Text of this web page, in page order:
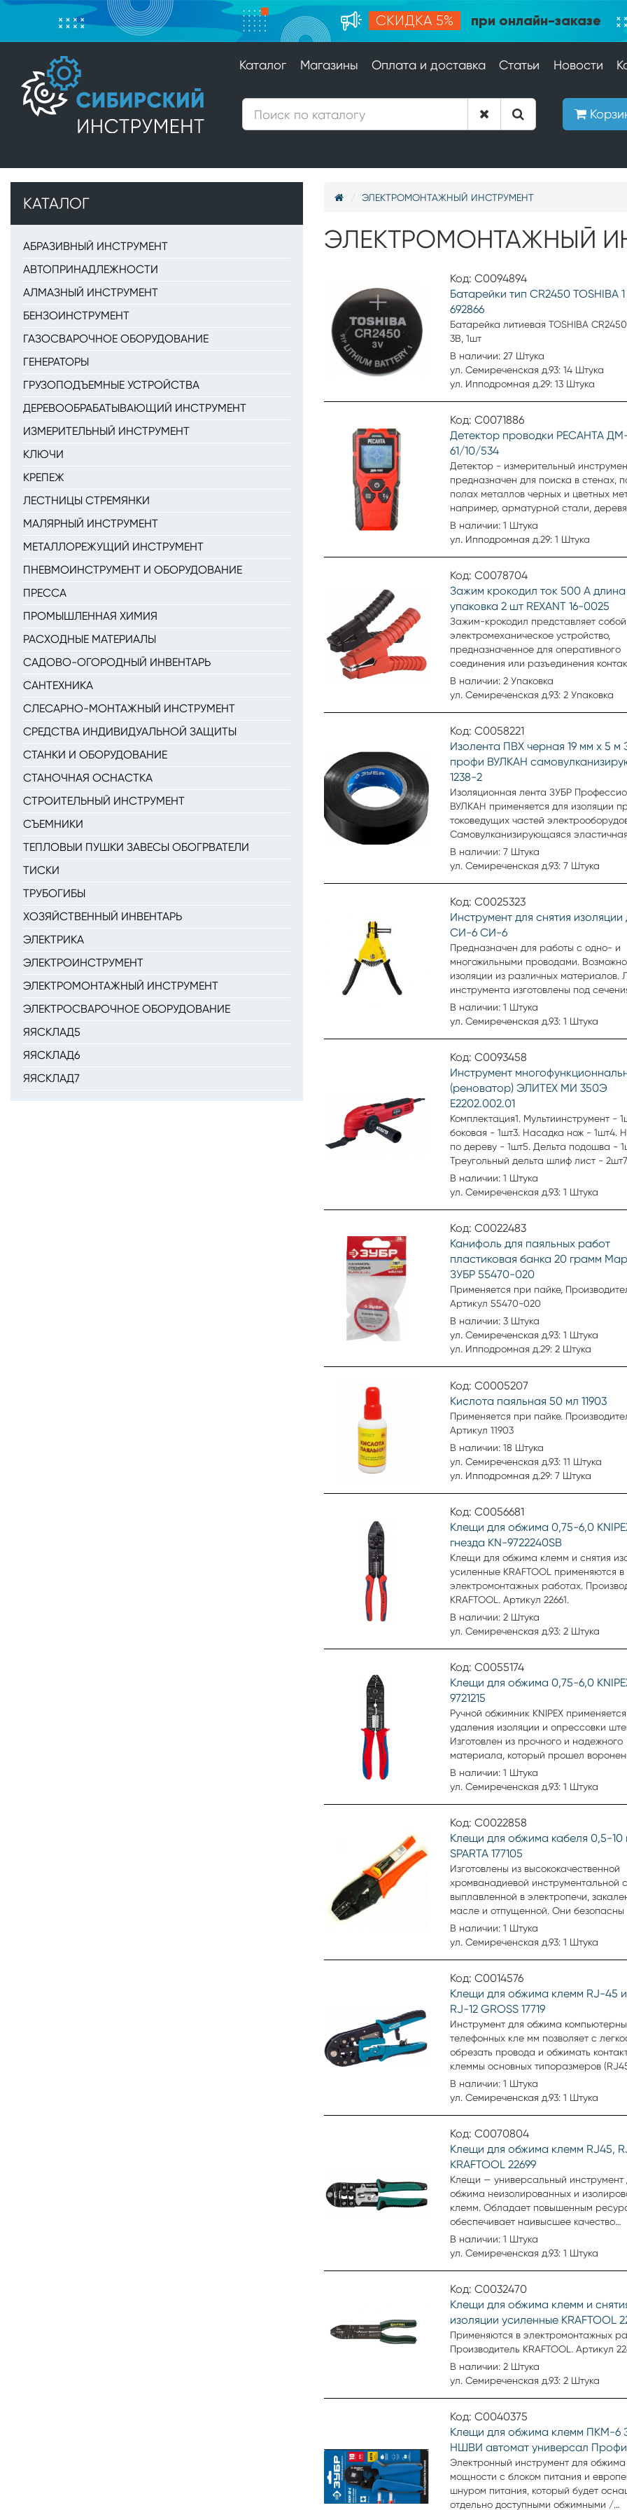
СКИДКА 5% при онлайн-заказе
Каталог Магазины Оплата и доставка Статьи Новости
КАТАЛОГ
АБРАЗИВНЫЙ ИНСТРУМЕНТ
АВТОПРИНАДЛЕЖНОСТИ
АЛМАЗНЫЙ ИНСТРУМЕНТ
БЕНЗОИНСТРУМЕНТ
ГАЗОСВАРОЧНОЕ ОБОРУДОВАНИЕ
ГЕНЕРАТОРЫ
ГРУЗОПОДЪЕМНЫЕ УСТРОЙСТВА
ДЕРЕВООБРАБАТЫВАЮЩИЙ ИНСТРУМЕНТ
ИЗМЕРИТЕЛЬНЫЙ ИНСТРУМЕНТ
КЛЮЧИ
КРЕПЕЖ
ЛЕСТНИЦЫ СТРЕМЯНКИ
МАЛЯРНЫЙ ИНСТРУМЕНТ
МЕТАЛЛОРЕЖУЩИЙ ИНСТРУМЕНТ
ПНЕВМОИНСТРУМЕНТ И ОБОРУДОВАНИЕ
ПРЕССА
ПРОМЫШЛЕННАЯ ХИМИЯ
РАСХОДНЫЕ МАТЕРИАЛЫ
САДОВО-ОГОРОДНЫЙ ИНВЕНТАРЬ
САНТЕХНИКА
СЛЕСАРНО-МОНТАЖНЫЙ ИНСТРУМЕНТ
СРЕДСТВА ИНДИВИДУАЛЬНОЙ ЗАЩИТЫ
СТАНКИ И ОБОРУДОВАНИЕ
СТАНОЧНАЯ ОСНАСТКА
СТРОИТЕЛЬНЫЙ ИНСТРУМЕНТ
СЪЕМНИКИ
ТЕПЛОВЫИ ПУШКИ ЗАВЕСЫ ОБОГРВАТЕЛИ
ТИСКИ
ТРУБОГИБЫ
ХОЗЯЙСТВЕННЫЙ ИНВЕНТАРЬ
ЭЛЕКТРИКА
ЭЛЕКТРОИНСТРУМЕНТ
ЭЛЕКТРОМОНТАЖНЫЙ ИНСТРУМЕНТ
ЭЛЕКТРОСВАРОЧНОЕ ОБОРУДОВАНИЕ
ЯЯСКЛАД5
ЯЯСКЛАД6
ЯЯСКЛАД7
ЭЛЕКТРОМОНТАЖНЫЙ ИНСТРУМЕНТ
ЭЛЕКТРОМОНТАЖНЫЙ
Код: С0094894
Батарейки тип CR2450 TOSHIBA
692866
Батарейка литиевая TOSHIBA
3В, 1шт
В наличии: 27 Штука
ул. Семиреченская д.93: 14 Штука
ул. Ипподромная д.29: 13 Штука
Код: С0071886
Детектор проводки РЕСАНТА
61/10/534
Детектор - измерительный
предназначен для поиска в стенах,
полах металлов черных и цветных
например, арматурной стали,
балок, а также электрокабелей под
напряжением. Прибор оснащен
В наличии: 1 Штука
ул. Ипподромная д.29: 1 Штука
Код: С0078704
Зажим крокодил ток 500 А
упаковка 2 шт REXANT 16-0025
Зажим-крокодил представляет собой
электромеханическое устройство,
предназначенное для оперативного
соединения или разъединения
проводов при выполнении
работ или монтажа электрических и
В наличии: 2 Упаковка
ул. Семиреченская д.93: 2 Упаковка
Код: С0058221
Изолента ПВХ черная 19 мм х 5 м
профи ВУЛКАН
1238-2
Изоляционная лента ЗУБР
ВУЛКАН применяется для изоляции
токоведущих частей
Самовулканизирующаяся
отлично приклеивается и не горит.
Изготавливается на основе
имеет широкий температурный
использования до 70 градусов.
В наличии: 7 Штука
ул. Семиреченская д.93: 7 Штука
Код: С0025323
Инструмент для снятия изоляции
СИ-6 СИ-6
Предназначен для работы с одно- и
многожильными проводами.
изоляции из различных материалов.
инструмента изготовлены под
российских проводов. В комплекте
поставляется ограничитель провода.
характеристики: Регулировка
Регулировка диаметра реза нет.
Электроизолированный (VDE) нет. Для
коаксиальных кабелей нет. Max
провода 6 мм2. Минимальное
0,75 мм2. Сменные ножи нет. Чехлы-
пластик. Масса 0,25 кг.
ШТОК. Артикул СИ-6.
В наличии: 1 Штука
ул. Семиреченская д.93: 1 Штука
Код: С0093458
Инструмент
(реноватор) ЭЛИТЕХ МИ 350Э
E2202.002.01
Комплектация1. Мультиинструмент -
боковая - 1шт3. Насадка нож - 1шт4.
по дереву - 1шт5. Дельта подошва -
Треугольный дельта шлиф лист -
шестигранный - 1шт8. Паспорт
Кейс - 1шт
В наличии: 1 Штука
ул. Семиреченская д.93: 1 Штука
Код: С0022483
Канифоль для паяльных работ
пластиковая банка 20 грамм
ЗУБР 55470-020
Применяется при пайке,
Артикул 55470-020
В наличии: 3 Штука
ул. Семиреченская д.93: 1 Штука
ул. Ипподромная д.29: 2 Штука
Код: С0005207
Кислота паяльная 50 мл 11903
Применяется при пайке.
Артикул 11903
В наличии: 18 Штука
ул. Семиреченская д.93: 11 Штука
ул. Ипподромная д.29: 7 Штука
Код: С0056681
Клещи для обжима 0,75-6,0
гнезда KN-9722240SB
Клещи для обжима клемм и снятия
усиленные KRAFTOOL применяются в
электромонтажных работах.
KRAFTOOL. Артикул 22661.
В наличии: 2 Штука
ул. Семиреченская д.93: 2 Штука
Код: С0055174
Клещи для обжима 0,75-6,0
9721215
Ручной обжимник KNIPEX
удаления изоляции и опрессовки
Изготовлен из прочного и надежного
материала, который прошел
увеличения срока службы. Опрессовка
производится в диапазоне от 0.5 до
В наличии: 1 Штука
ул. Семиреченская д.93: 1 Штука
Код: С0022858
Клещи для обжима кабеля 0,5-10
SPARTA 177105
Изготовлены из высококачественной
хромванадиевой инструментальной
выплавленной в электропечи,
масле и отпущенной. Они безопасны
работе с напряжением до 1000 В и
соответствуют электротехническим
неизолир. наконечников (Al) 0.5-10 мм2.
Сечение неизолир. наконечников (Сu)
мм2. Тип для силовых наконечников.
кг. Производитель SPARTA. Артикул
В наличии: 1 Штука
ул. Семиреченская д.93: 1 Штука
Код: С0014576
Клещи для обжима клемм RJ-45 и
RJ-12 GROSS 17719
Инструмент для обжима
телефонных кле мм позволяет с
обрезать провода и обжимать
клеммы основных типоразмеров
которые применяются при
компьютеров и телефонных
В наличии: 1 Штука
ул. Семиреченская д.93: 1 Штука
Код: С0070804
Клещи для обжима клемм RJ45,
KRAFTOOL 22699
Клещи — универсальный инструмент
обжима неизолированных и
клемм. Обладает повышенным
обеспечивает наивысшее качество
электромонтажных работ.
увеличивает скорость
В наличии: 1 Штука
ул. Семиреченская д.93: 1 Штука
Код: С0032470
Клещи для обжима клемм и
изоляции усиленные KRAFTOOL
Применяются в электромонтажных
Производитель KRAFTOOL. Артикул
В наличии: 2 Штука
ул. Семиреченская д.93: 2 Штука
Код: С0040375
Клещи для обжима клемм ПКМ-6
НШВИ автомат универсал Профи
Электронный инструмент для обжима
мощности с блоком питания и
шнуром питания, который будет
отдельно доступными обжимными /